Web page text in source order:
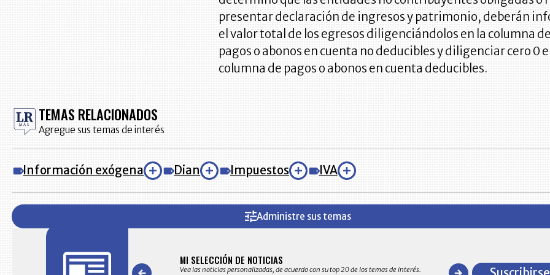
presentar declaración de ingresos y patrimonio, deberán
el valor total de los egresos diligenciándolos en la columna de
pagos o abonos en cuenta no deducibles y diligenciar cero 0
columna de pagos o abonos en cuenta deducibles.
TEMAS RELACIONADOS
Agregue sus temas de interés
Información exógena Dian Impuestos IVA
Administre sus temas
noticias seleccionadas por nuestro equipo editorial MI SELECCIÓN DE NOTICIAS
Vea las noticias personalizadas, de acuerdo con su top 20 de los temas de interés.
Recopilación clasificada por sectores